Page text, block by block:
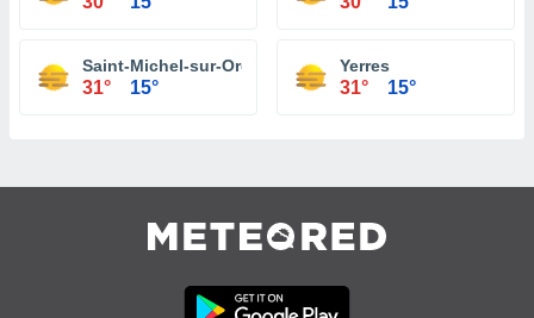
Saint-Michel-sur-Orge
31° 15°
Yerres
31° 15°